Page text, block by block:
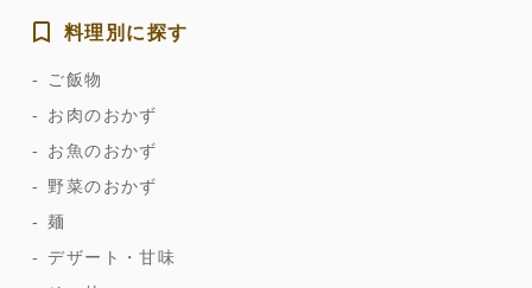
料理別に探す
ご飯物
お肉のおかず
お魚のおかず
野菜のおかず
麺
デザート・甘味